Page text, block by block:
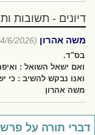
דיונים - תשובות
משה אהרון (14/6/2026)
בס"ד.
ואם ישאל השואל :
ואנו נבקש להשיב : כי
משה אהרון
תורה על